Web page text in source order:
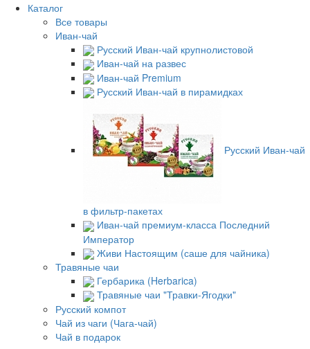
Каталог
Все товары
Иван-чай
Русский Иван-чай крупнолистовой
Иван-чай на развес
Иван-чай Premium
Русский Иван-чай в пирамидках
Русский Иван-чай
в фильтр-пакетах
Иван-чай премиум-класса Последний
Император
Живи Настоящим (саше для чайника)
Травяные чаи
Гербарика (Herbarica)
Травяные чаи "Травки-Ягодки"
Русский компот
Чай из чаги (Чага-чай)
Чай в подарок